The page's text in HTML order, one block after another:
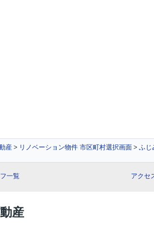
産 リノベーション物件 市区町村選択画面 ふじ
一覧 アクセ
産